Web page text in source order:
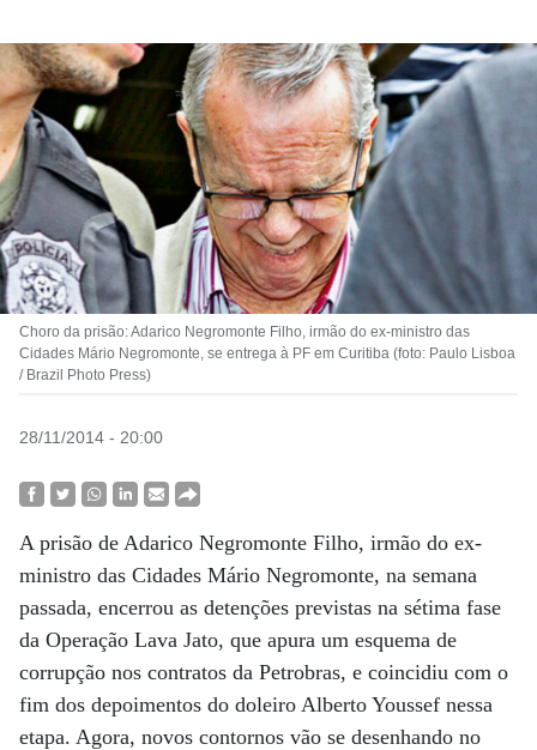
Choro da prisão: Adarico Negromonte Filho, irmão do ex-ministro das
Cidades Mário Negromonte, se entrega à PF em Curitiba (foto: Paulo Lisboa
/ Brazil Photo Press)
28/11/2014 - 20:00
A prisão de Adarico Negromonte Filho, irmão do ex-
ministro das Cidades Mário Negromonte, na semana
passada, encerrou as detenções previstas na sétima fase
da Operação Lava Jato, que apura um esquema de
corrupção nos contratos da Petrobras, e coincidiu com o
fim dos depoimentos do doleiro Alberto Youssef nessa
etapa. Agora, novos contornos vão se desenhando no